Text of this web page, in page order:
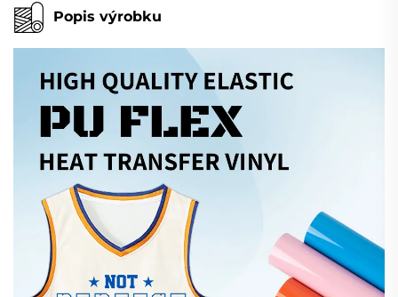
Popis výrobku